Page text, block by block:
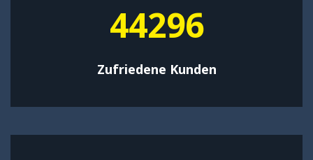
57584
Zufriedene Kunden